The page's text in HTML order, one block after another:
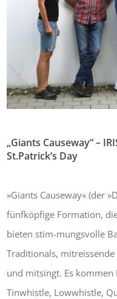
„Giants Causeway“ –
St.Patrick’s Day
»Giants Causeway« (der
fünfköpfige Formation,
bieten stim-mungsvolle
Traditionals,
und mitsingt. Es
Tinwhistle, Lowwhistle,